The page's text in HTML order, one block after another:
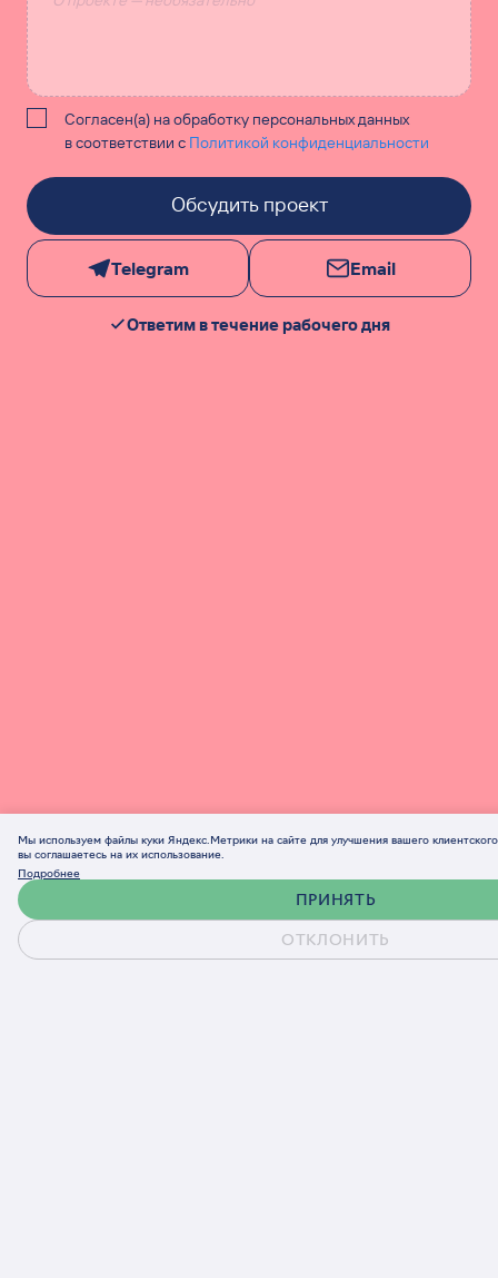
Согласен(а) на обработку персональных данных
в соответствии с Политикой конфиденциальности
Обсудить проект
Telegram Email
Ответим в течение рабочего дня
Мы используем файлы куки Яндекс.Метрики на сайте для улучшения вашего
вы соглашаетесь на их использование.
Подробнее
ПРИНЯТЬ
ОТКЛОНИТЬ